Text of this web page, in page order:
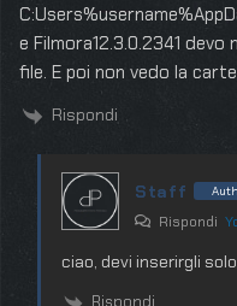
e Filmora12.3.0.2341
file. E poi non vedo la
Rispondi
Staff
Rispondi
ciao, devi inserirgli
Rispondi